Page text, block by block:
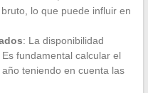
lo que puede influir en
: La disponibilidad
fundamental calcular el
teniendo en cuenta las